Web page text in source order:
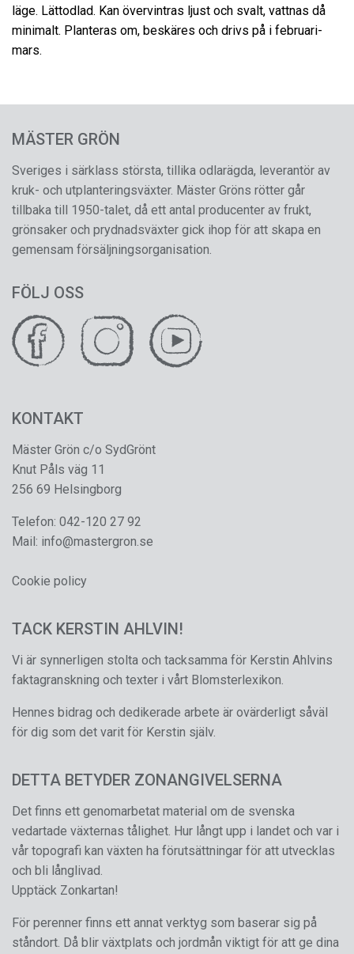
läge. Lättodlad. Kan övervintras ljust och svalt, vattnas då
minimalt. Planteras om, beskäres och drivs på i februari-
mars.
MÄSTER GRÖN
Sveriges i särklass största, tillika odlarägda, leverantör av
kruk- och utplanteringsväxter. Mäster Gröns rötter går
tillbaka till 1950-talet, då ett antal producenter av frukt,
grönsaker och prydnadsväxter gick ihop för att skapa en
gemensam försäljningsorganisation.
FÖLJ OSS
KONTAKT
Mäster Grön c/o SydGrönt
Knut Påls väg 11
256 69 Helsingborg
Telefon: 042-120 27 92
Mail: info@mastergron.se
Cookie policy
TACK KERSTIN AHLVIN!
Vi är synnerligen stolta och tacksamma för Kerstin Ahlvins
faktagranskning och texter i vårt Blomsterlexikon.
Hennes bidrag och dedikerade arbete är ovärderligt såväl
för dig som det varit för Kerstin själv.
DETTA BETYDER ZONANGIVELSERNA
Det finns ett genomarbetat material om de svenska
vedartade växternas tålighet. Hur långt upp i landet och var i
vår topografi kan växten ha förutsättningar för att utvecklas
och bli långlivad.
Upptäck Zonkartan!
För perenner finns ett annat verktyg som baserar sig på
ståndort. Då blir växtplats och jordmån viktigt för att ge dina